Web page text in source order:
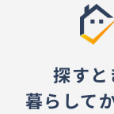
探すと
暮らして